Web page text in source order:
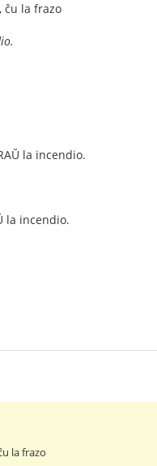
ĉu la frazo
la incendio.
la incendio.
la frazo